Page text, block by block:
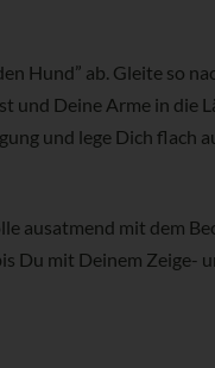
Hund” ab. Gleite so
und Deine Arme in die
und lege Dich flach
ausatmend mit dem
Du mit Deinem